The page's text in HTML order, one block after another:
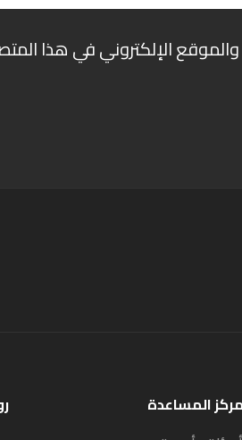
الإلكتروني في هذا
مركز المساعدة